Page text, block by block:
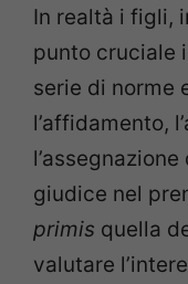
In realtà i figli,
punto cruciale
serie di norme
l’affidamento,
giudice nel
primis quella
valutare